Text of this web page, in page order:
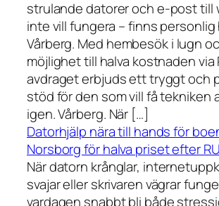
strulande datorer och e-post till
inte vill fungera – finns personlig
Vårberg. Med hembesök i lugn
möjlighet till halva kostnaden via
avdraget erbjuds ett tryggt och
stöd för den som vill få tekniken
igen. Vårberg. När […]
Datorhjälp nära till hands för
Norsborg för halva priset efter
När datorn krånglar,
svajar eller skrivaren vägrar
vardagen snabbt bli både